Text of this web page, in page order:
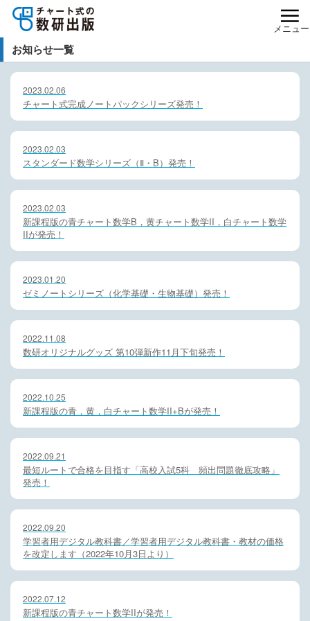
メニュー
お知らせ一覧
2023.02.06
チャート式完成ノートパックシリーズ発売！
2023.02.03
スタンダード数学シリーズ（Ⅱ・B）発売！
2023.02.03
新課程版の青チャート数学B，黄チャート数学II，白チャート数学
IIが発売！
2023.01.20
ゼミノートシリーズ（化学基礎・生物基礎）発売！
2022.11.08
数研オリジナルグッズ 第10弾新作11月下旬発売！
2022.10.25
新課程版の青，黄，白チャート数学II+Bが発売！
2022.09.21
最短ルートで合格を目指す「高校入試5科 頻出問題徹底攻略」
発売！
2022.09.20
学習者用デジタル教科書／学習者用デジタル教科書・教材の価格
を改定します（2022年10月3日より）
2022.07.12
新課程版の青チャート数学IIが発売！